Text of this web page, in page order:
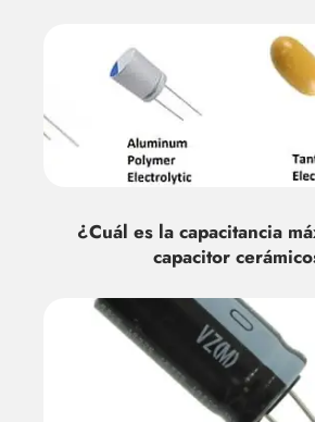
¿Cuál es la capacitancia
capacitor